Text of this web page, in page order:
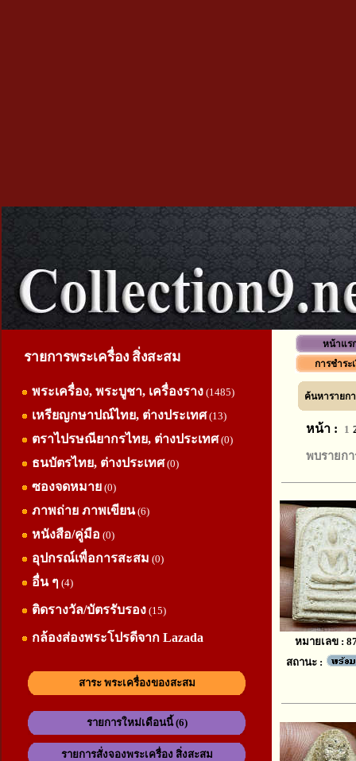
รายการพระเครื่อง สิ่งสะสม
พระเครื่อง, พระบูชา, เครื่องราง (1485)
เหรียญกษาปณ์ไทย, ต่างประเทศ(13)
ตราไปรษณียากรไทย, ต่างประเทศ(0)
ธนบัตรไทย, ต่างประเทศ(0)
ซองจดหมาย (0)
ภาพถ่าย ภาพเขียน(6)
หนังสือ/คู่มือ (0)
อุปกรณ์เพื่อการสะสม (0)
อื่น ๆ (4)
ติดรางวัล/บัตรรับรอง (15)
กล้องส่องพระโปรดีจาก Lazada
สาระ พระเครื่องของสะสม
รายการใหม่เดือนนี้ (6)
รายการสั่งจองพระเครื่อง สิ่งสะสม
หน้าแร
การชำระ
ค้นหารายก
หน้า : 1
พบรายก
หมายเลข :
สถานะ :